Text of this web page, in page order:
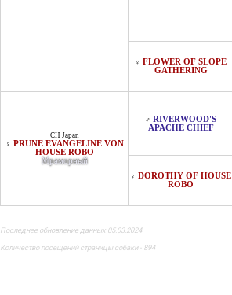
♀ FLOWER OF SLOPE
GATHERING
CH Japan
♀ PRUNE EVANGELINE VON
HOUSE ROBO
Мраморный
♂ RIVERWOOD'S
APACHE CHIEF
♀ DOROTHY OF HOUSE
ROBO
Последнее обновление данных 05.03.2024
Количество посещений страницы собаки - 894